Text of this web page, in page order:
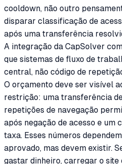
cooldown, não outro
disparar classificação de
após uma transferência
A integração da CapSolver
que sistemas de fluxo de
central, não código de
O orçamento deve ser visível
restrição: uma transferência
repetições de navegação
após negação de acesso e um
taxa. Esses números
aprovado, mas devem existir.
gastar dinheiro, carregar o site